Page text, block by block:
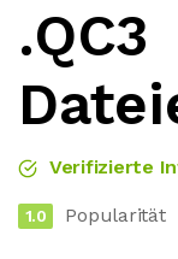
.QC3
Verifizierte
1.0 Popularität